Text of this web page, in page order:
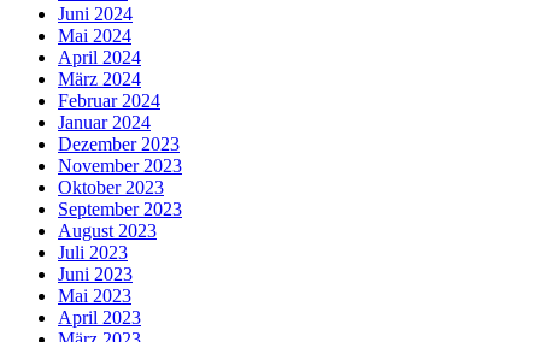
Juni 2024
Mai 2024
April 2024
März 2024
Februar 2024
Januar 2024
Dezember 2023
November 2023
Oktober 2023
September 2023
August 2023
Juli 2023
Juni 2023
Mai 2023
April 2023